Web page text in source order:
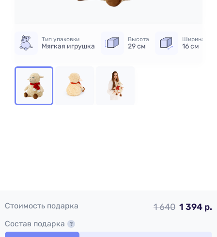
Тип упаковки
Мягкая игрушка
Высота
29 см
Ширина
16 см
Стоимость подарка 1 640 1 394 р.
Состав подарка